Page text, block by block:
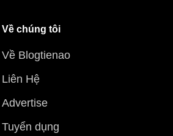
Về chúng tôi
Về Blogtienao
Liên Hệ
Advertise
Tuyển dụng